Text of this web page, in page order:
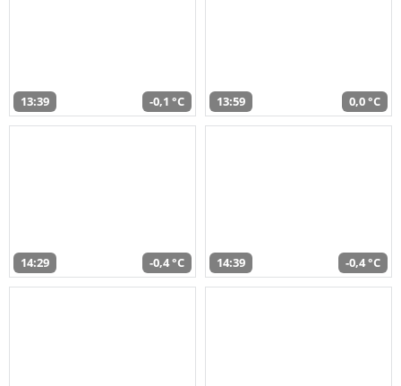
13:39 -0,1 °C 13:59 0,0 °C
14:29 -0,4 °C 14:39 -0,4 °C